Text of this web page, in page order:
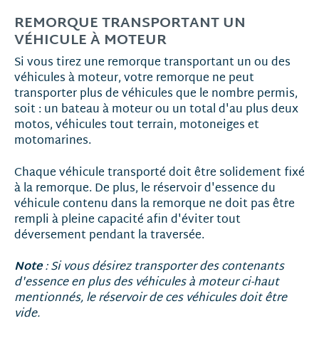
REMORQUE TRANSPORTANT UN
VÉHICULE À MOTEUR
Si vous tirez une remorque transportant un ou des
véhicules à moteur, votre remorque ne peut
transporter plus de véhicules que le nombre permis,
soit : un bateau à moteur ou un total d'au plus deux
motos, véhicules tout terrain, motoneiges et
motomarines.
Chaque véhicule transporté doit être solidement fixé
à la remorque. De plus, le réservoir d'essence du
véhicule contenu dans la remorque ne doit pas être
rempli à pleine capacité afin d'éviter tout
déversement pendant la traversée.
Note: Si vous désirez transporter des contenants
d'essence en plus des véhicules à moteur ci-haut
mentionnés, le réservoir de ces véhicules doit être
vide.